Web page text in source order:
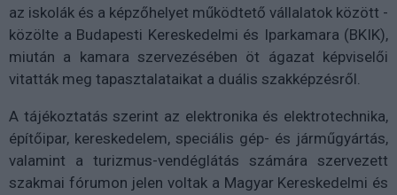
az iskolák és a képzőhelyet működtető vállalatok között -
közölte a Budapesti Kereskedelmi és Iparkamara (BKIK),
miután a kamara szervezésében öt ágazat képviselői
vitatták meg tapasztalataikat a duális szakképzésről.
A tájékoztatás szerint az elektronika és elektrotechnika,
építőipar, kereskedelem, speciális gép- és járműgyártás,
valamint a turizmus-vendéglátás számára szervezett
szakmai fórumon jelen voltak a Magyar Kereskedelmi és